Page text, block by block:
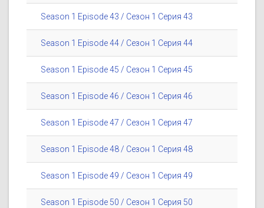
Season 1 Episode 43 / Сезон 1 Серия 43
Season 1 Episode 44 / Сезон 1 Серия 44
Season 1 Episode 45 / Сезон 1 Серия 45
Season 1 Episode 46 / Сезон 1 Серия 46
Season 1 Episode 47 / Сезон 1 Серия 47
Season 1 Episode 48 / Сезон 1 Серия 48
Season 1 Episode 49 / Сезон 1 Серия 49
Season 1 Episode 50 / Сезон 1 Серия 50